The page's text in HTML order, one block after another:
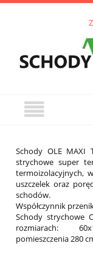
Schody OLE MAXI
strychowe super
termoizolacyjnych,
uszczelek oraz
schodów.
Współczynnik
Schody strychowe
rozmiarach:
pomieszczenia 280